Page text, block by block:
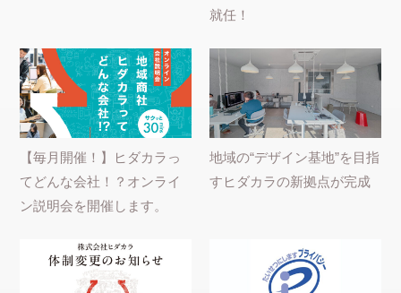
就任！
【毎月開催！】ヒダカラっ
てどんな会社！？オンライ
ン説明会を開催します。
地域の“デザイン基地”を目指
すヒダカラの新拠点が完成